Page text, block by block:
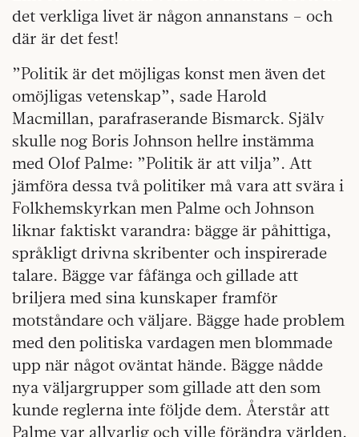
det verkliga livet är någon annanstans – och
där är det fest!
”Politik är det möjligas konst men även det
omöjligas vetenskap”, sade Harold
Macmillan, parafraserande Bismarck. Själv
skulle nog Boris Johnson hellre instämma
med Olof Palme: ”Politik är att vilja”. Att
jämföra dessa två politiker må vara att svära i
Folkhemskyrkan men Palme och Johnson
liknar faktiskt varandra: bägge är påhittiga,
språkligt drivna skribenter och inspirerade
talare. Bägge var fåfänga och gillade att
briljera med sina kunskaper framför
motståndare och väljare. Bägge hade problem
med den politiska vardagen men blommade
upp när något oväntat hände. Bägge nådde
nya väljargrupper som gillade att den som
kunde reglerna inte följde dem. Återstår att
Palme var allvarlig och ville förändra världen.